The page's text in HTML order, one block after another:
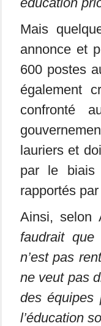
Mais
annonce et
600 postes
également
confronté
lauriers et
par le biais
rapportés
Ainsi, selon
faudrait que
n’est pas
ne veut pas
des équipes
l’éducation